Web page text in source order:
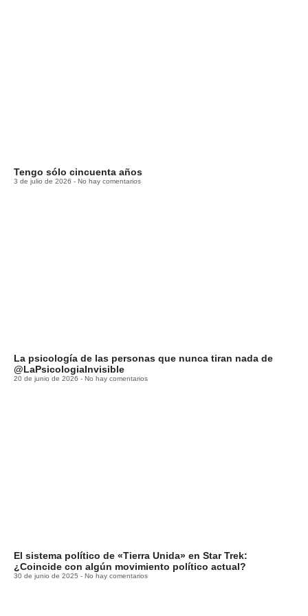
Tengo sólo cincuenta años
3 de julio de 2026 No hay comentarios
La psicología de las personas que nunca tiran nada de
@LaPsicologiaInvisible
20 de junio de 2026 No hay comentarios
El sistema político de «Tierra Unida» en Star Trek:
¿Coincide con algún movimiento político actual?
30 de junio de 2025 No hay comentarios